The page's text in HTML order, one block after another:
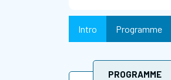
Intro Programme
PROGRAMME